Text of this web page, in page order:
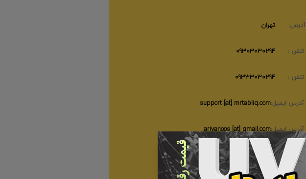
آدرس: تهران
تلفن : 09303030294
تلفن : 09333030294
آدرس ایمیل:support [at] mrtabliq.com
آدرس ایمیل:ariyanoos [at] gmail.com
✕